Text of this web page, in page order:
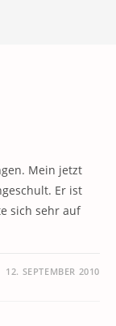
Mein jetzt
Er ist
sich sehr auf
12. SEPTEMBER 2010